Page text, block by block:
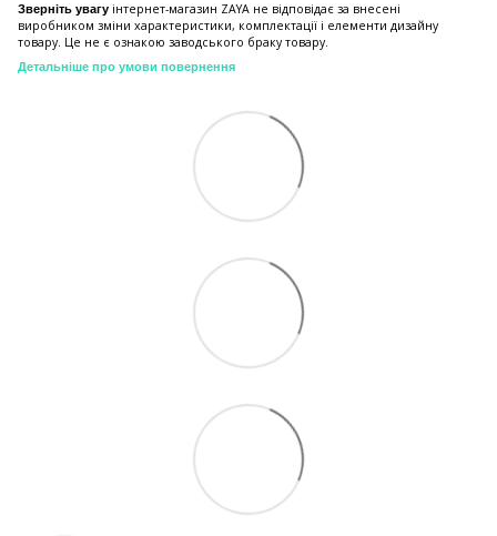
Зверніть увагу інтернет-магазин ZAYA не відповідає за внесені
виробником зміни характеристики, комплектації і елементи дизайну
товару. Це не є ознакою заводського браку товару.
Детальніше про умови повернення